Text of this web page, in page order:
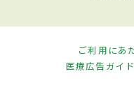
ご利用にあ
医療広告ガイ